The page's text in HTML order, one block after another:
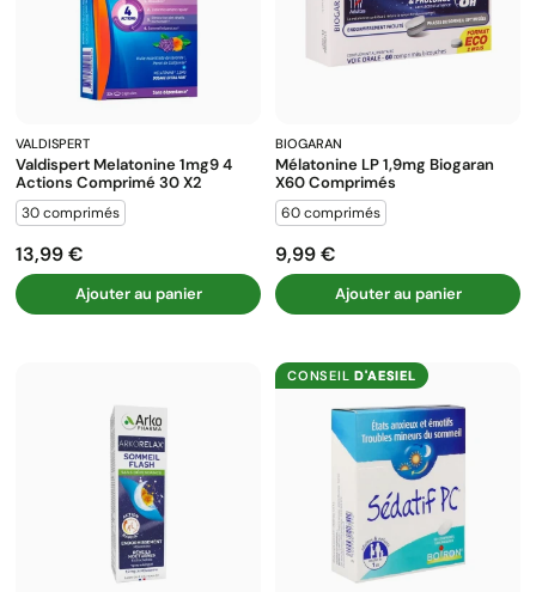
VALDISPERT
Valdispert Melatonine 1mg9 4
Actions Comprimé 30 X2
30 comprimés
Prix
13,99 €
Ajouter au panier
BIOGARAN
Mélatonine LP 1,9mg Biogaran
X60 Comprimés
60 comprimés
Prix
9,99 €
Ajouter au panier
CONSEILD'AESIEL